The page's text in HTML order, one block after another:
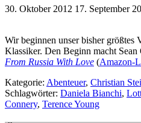
30. Oktober 2012 17. September
Wir beginnen unser bisher größtes
Klassiker. Den Beginn macht Sean
From Russia With Love (Amazon-
Kategorie: Abenteuer, Christian
Schlagwörter: Daniela Bianchi,
Connery, Terence Young